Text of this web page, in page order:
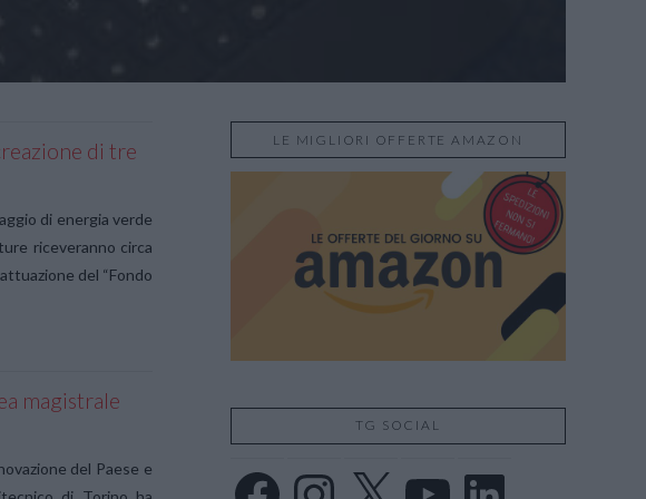
di tre
di energia verde
riceveranno circa
del “Fondo
magistrale
del Paese e
LE MIGLIORI OFFERTE AMAZON
TG SOCIAL
Facebook Instagram LinkedIn